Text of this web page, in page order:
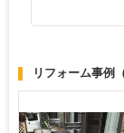
リフォーム事例